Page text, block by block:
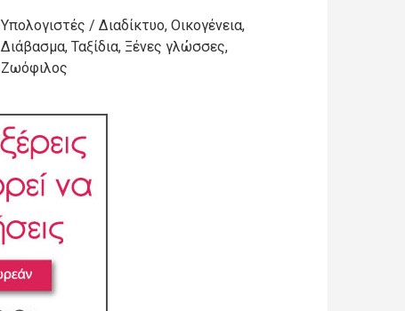
Υπολογιστές / Διαδίκτυο, Οικογένεια,
Διάβασμα, Ταξίδια, Ξένες γλώσσες,
Ζωόφιλος